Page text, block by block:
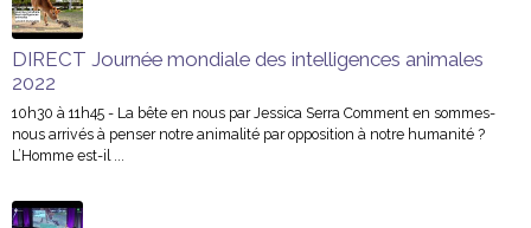
DIRECT Journée mondiale des intelligences animales
2022
10h30 à 11h45 - La bête en nous par Jessica Serra Comment en sommes-
nous arrivés à penser notre animalité par opposition à notre humanité ?
L’Homme est-il ...